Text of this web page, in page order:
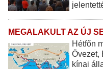
MEGALAKULT AZ ÚJ
Hétfőn
Övezet,
kínai